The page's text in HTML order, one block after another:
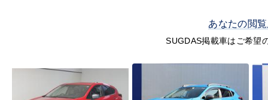
あなたの閲
SUGDAS掲載車はご希望